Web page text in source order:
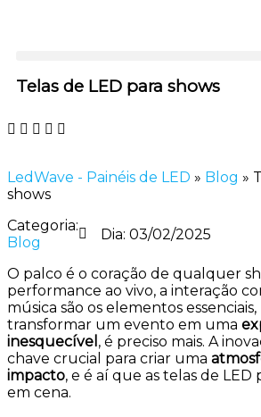
Telas de LED para shows
LedWave - Painéis de LED » Blog »
shows
Categoria:
Blog
Dia: 03/02/2025
O palco é o coração de qualquer
performance ao vivo, a interação
música são os elementos essenciais,
transformar um evento em uma
inesquecível , é preciso mais. A
chave crucial para criar uma
impacto, e é aí que as telas de LED
em cena.